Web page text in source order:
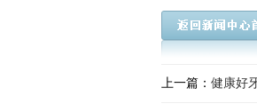
上一篇： 健康好